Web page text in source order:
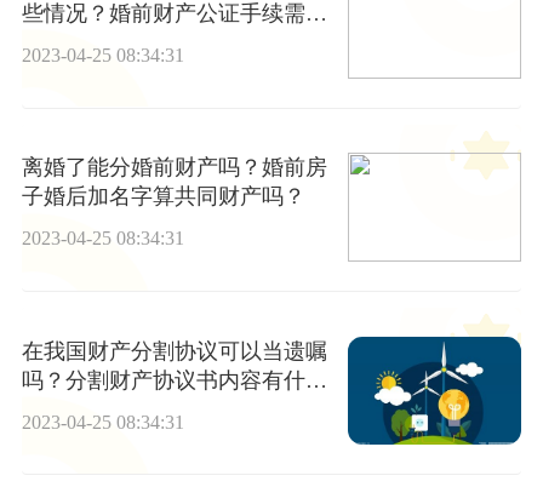
些情况？婚前财产公证手续需要
多久？
2023-04-25 08:34:31
离婚了能分婚前财产吗？婚前房
子婚后加名字算共同财产吗？
2023-04-25 08:34:31
在我国财产分割协议可以当遗嘱
吗？分割财产协议书内容有什
2023-04-25 08:34:31